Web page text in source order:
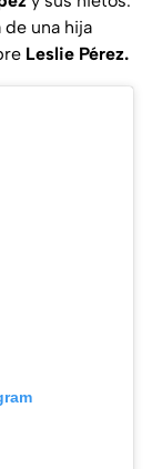
una hija
Leslie Pérez.